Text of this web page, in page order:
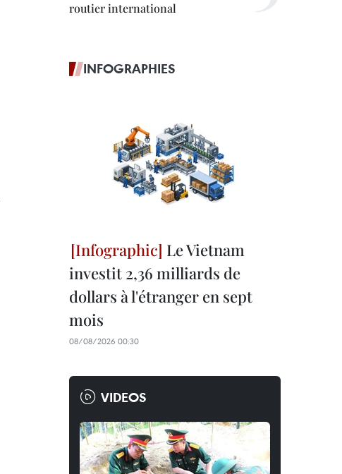
routier international
INFOGRAPHIES
Le Vietnam
investit 2,36 milliards de
dollars à l'étranger en sept
mois
08/08/2026 00:30
VIDEOS